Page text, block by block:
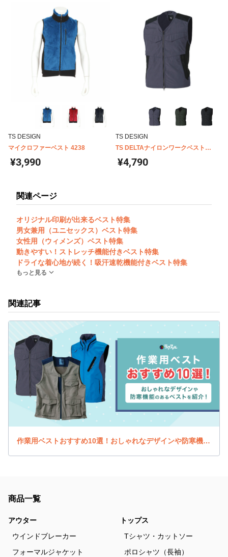
TS DESIGN
マイクロファーベスト 4238
¥3,990
TS DESIGN
TS DELTAナイロンワークベスト
5438
¥4,790
関連ページ
オリジナル印刷が出来るベスト特集
男女兼用（ユニセックス）ベスト特集
女性用（ウィメンズ）ベスト特集
動きやすい！ストレッチ機能付きベスト特集
ドライな着心地が続く！吸汗速乾機能付きベスト特集
もっと見る
関連記事
作業用ベストおすすめ10選！おしゃれなデザインや防寒機能のあるベストを紹介！
商品一覧
アウター
ウインドブレーカー
フォーマルジャケット
トップス
Tシャツ・カットソー
ポロシャツ（長袖）